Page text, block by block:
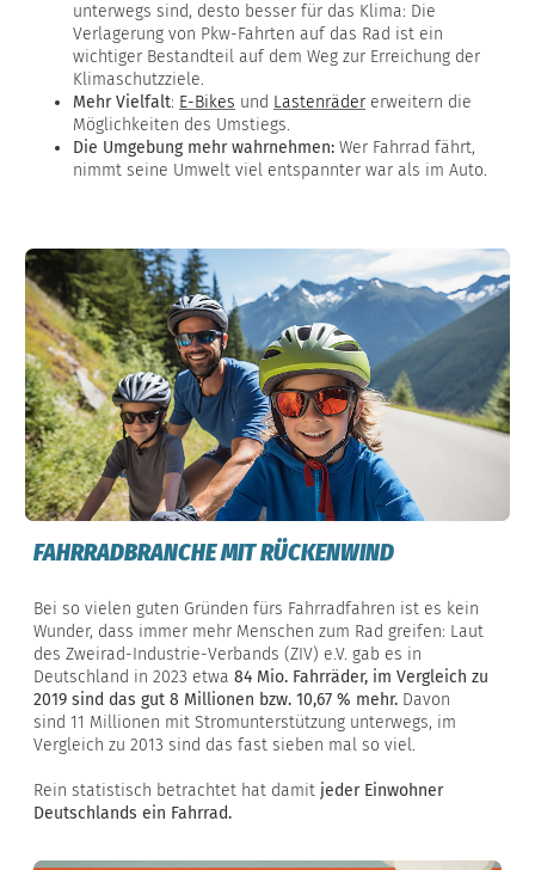
unterwegs sind, desto besser für das Klima: Die
Verlagerung von Pkw-Fahrten auf das Rad ist ein
wichtiger Bestandteil auf dem Weg zur Erreichung der
Klimaschutzziele.
Mehr Vielfalt: E-Bikes und Lastenräder erweitern die
Möglichkeiten des Umstiegs.
Die Umgebung mehr wahrnehmen: Wer Fahrrad fährt,
nimmt seine Umwelt viel entspannter war als im Auto.
FAHRRADBRANCHE MIT RÜCKENWIND
Bei so vielen guten Gründen fürs Fahrradfahren ist es kein
Wunder, dass immer mehr Menschen zum Rad greifen: Laut
des Zweirad-Industrie-Verbands (ZIV) e.V. gab es in
Deutschland in 2023 etwa 84 Mio. Fahrräder, im Vergleich zu
2019 sind das gut 8 Millionen bzw. 10,67 % mehr. Davon
sind 11 Millionen mit Stromunterstützung unterwegs, im
Vergleich zu 2013 sind das fast sieben mal so viel.
Rein statistisch betrachtet hat damit jeder Einwohner
Deutschlands ein Fahrrad.